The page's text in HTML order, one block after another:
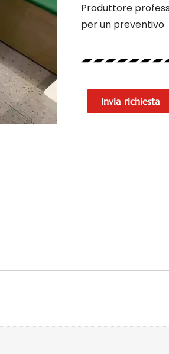
Produttore
per un preventivo
Invia richiesta